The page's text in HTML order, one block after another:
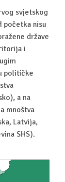
svjetskog
početka nisu
države
i
političke
a na
mnoštva
Latvija,
SHS).